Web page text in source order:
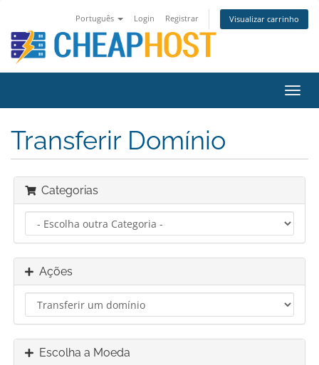
Português Login Registrar Visualizar carrinho
Transferir Domínio
Categorias
Ações
Escolha a Moeda